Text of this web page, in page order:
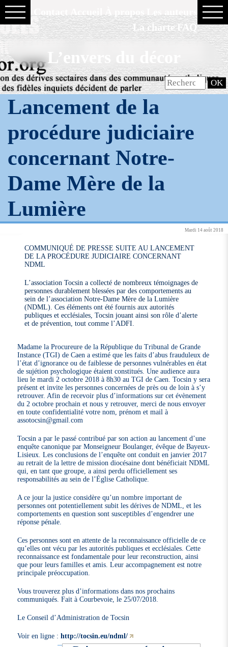
La charte FAQ
L’envers du décor
Lancement de la
procédure judiciaire
concernant Notre-
Dame Mère de la
Lumière
Mardi 14 août 2018
COMMUNIQUÉ DE PRESSE SUITE AU LANCEMENT
DE LA PROCÉDURE JUDICIAIRE CONCERNANT
NDML
L’association Tocsin a collecté de nombreux témoignages de
personnes durablement blessées par des comportements au
sein de l’association Notre-Dame Mère de la Lumière
(NDML). Ces éléments ont été fournis aux autorités
publiques et ecclésiales, Tocsin jouant ainsi son rôle d’alerte
et de prévention, tout comme l’ADFI.
Madame la Procureure de la République du Tribunal de Grande
Instance (TGI) de Caen a estimé que les faits d’abus frauduleux de
l’état d’ignorance ou de faiblesse de personnes vulnérables en état
de sujétion psychologique étaient constitués. Une audience aura
lieu le mardi 2 octobre 2018 à 8h30 au TGI de Caen. Tocsin y sera
présent et invite les personnes concernées de près ou de loin à s’y
retrouver. Afin de recevoir plus d’informations sur cet évènement
du 2 octobre prochain et nous y retrouver, merci de nous envoyer
en toute confidentialité votre nom, prénom et mail à
assotocsin@gmail.com
Tocsin a par le passé contribué par son action au lancement d’une
enquête canonique par Monseigneur Boulanger, évêque de Bayeux-
Lisieux. Les conclusions de l’enquête ont conduit en janvier 2017
au retrait de la lettre de mission diocésaine dont bénéficiait NDML
qui, en tant que groupe, a ainsi perdu officiellement ses
responsabilités au sein de l’Église Catholique.
A ce jour la justice considère qu’un nombre important de
personnes ont potentiellement subit les dérives de NDML, et les
comportements en question sont susceptibles d’engendrer une
réponse pénale.
Ces personnes sont en attente de la reconnaissance officielle de ce
qu’elles ont vécu par les autorités publiques et ecclésiales. Cette
reconnaissance est fondamentale pour leur reconstruction, ainsi
que pour leurs familles et amis. Leur accompagnement est notre
principale préoccupation.
Vous trouverez plus d’informations dans nos prochains
communiqués. Fait à Courbevoie, le 25/07/2018.
Le Conseil d’Administration de Tocsin
Voir en ligne :http://tocsin.eu/ndml/